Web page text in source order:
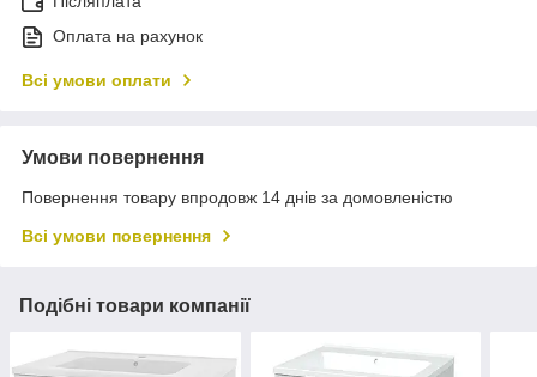
Оплата на рахунок
Всі умови оплати
Умови повернення
Повернення товару впродовж 14 днів за домовленістю
Всі умови повернення
Подібні товари компанії